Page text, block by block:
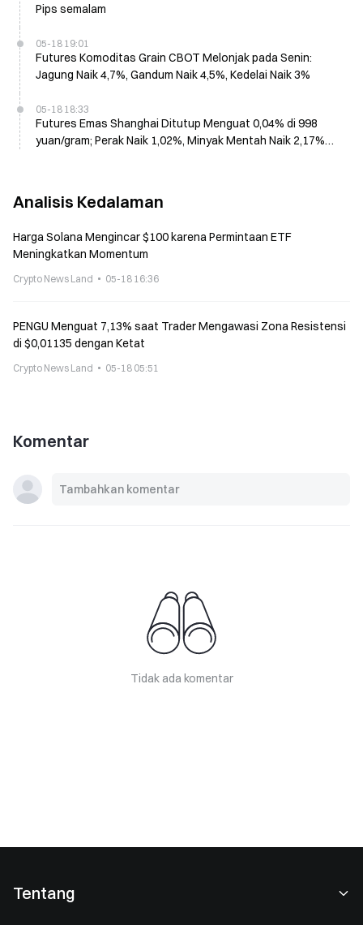
Pips semalam
05-18 19:01
Futures Komoditas Grain CBOT Melonjak pada Senin:
Jagung Naik 4,7%, Gandum Naik 4,5%, Kedelai Naik 3%
05-18 18:33
Futures Emas Shanghai Ditutup Menguat 0,04% di 998
yuan/gram; Perak Naik 1,02%, Minyak Mentah Naik 2,17%
Analisis Kedalaman
Harga Solana Mengincar $100 karena Permintaan ETF
Meningkatkan Momentum
Crypto News Land 05-18 16:36
PENGU Menguat 7,13% saat Trader Mengawasi Zona Resistensi
di $0,01135 dengan Ketat
Crypto News Land 05-18 05:51
Komentar
Tidak ada komentar
Tentang